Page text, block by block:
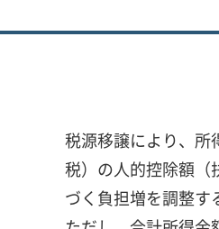
税源移譲により、所
税）の人的控除額（
づく負担増を調整す